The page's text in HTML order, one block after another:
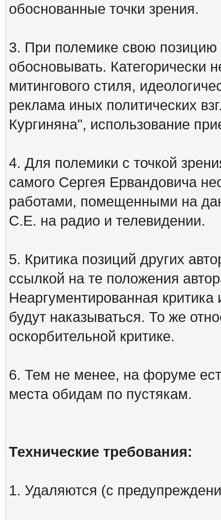
обоснованные точки зрения.
3. При полемике свою
обосновывать. Категорически
митингового стиля,
реклама иных политических
Кургиняна", использование
4. Для полемики с точкой
самого Сергея Ервандовича
работами, помещенными на
С.Е. на радио и телевидении.
5. Критика позиций других
ссылкой на те положения
Неаргументированная
будут наказываться. То же
оскорбительной критике.
6. Тем не менее, на форуме
места обидам по пустякам.
Технические требования:
1. Удаляются (с